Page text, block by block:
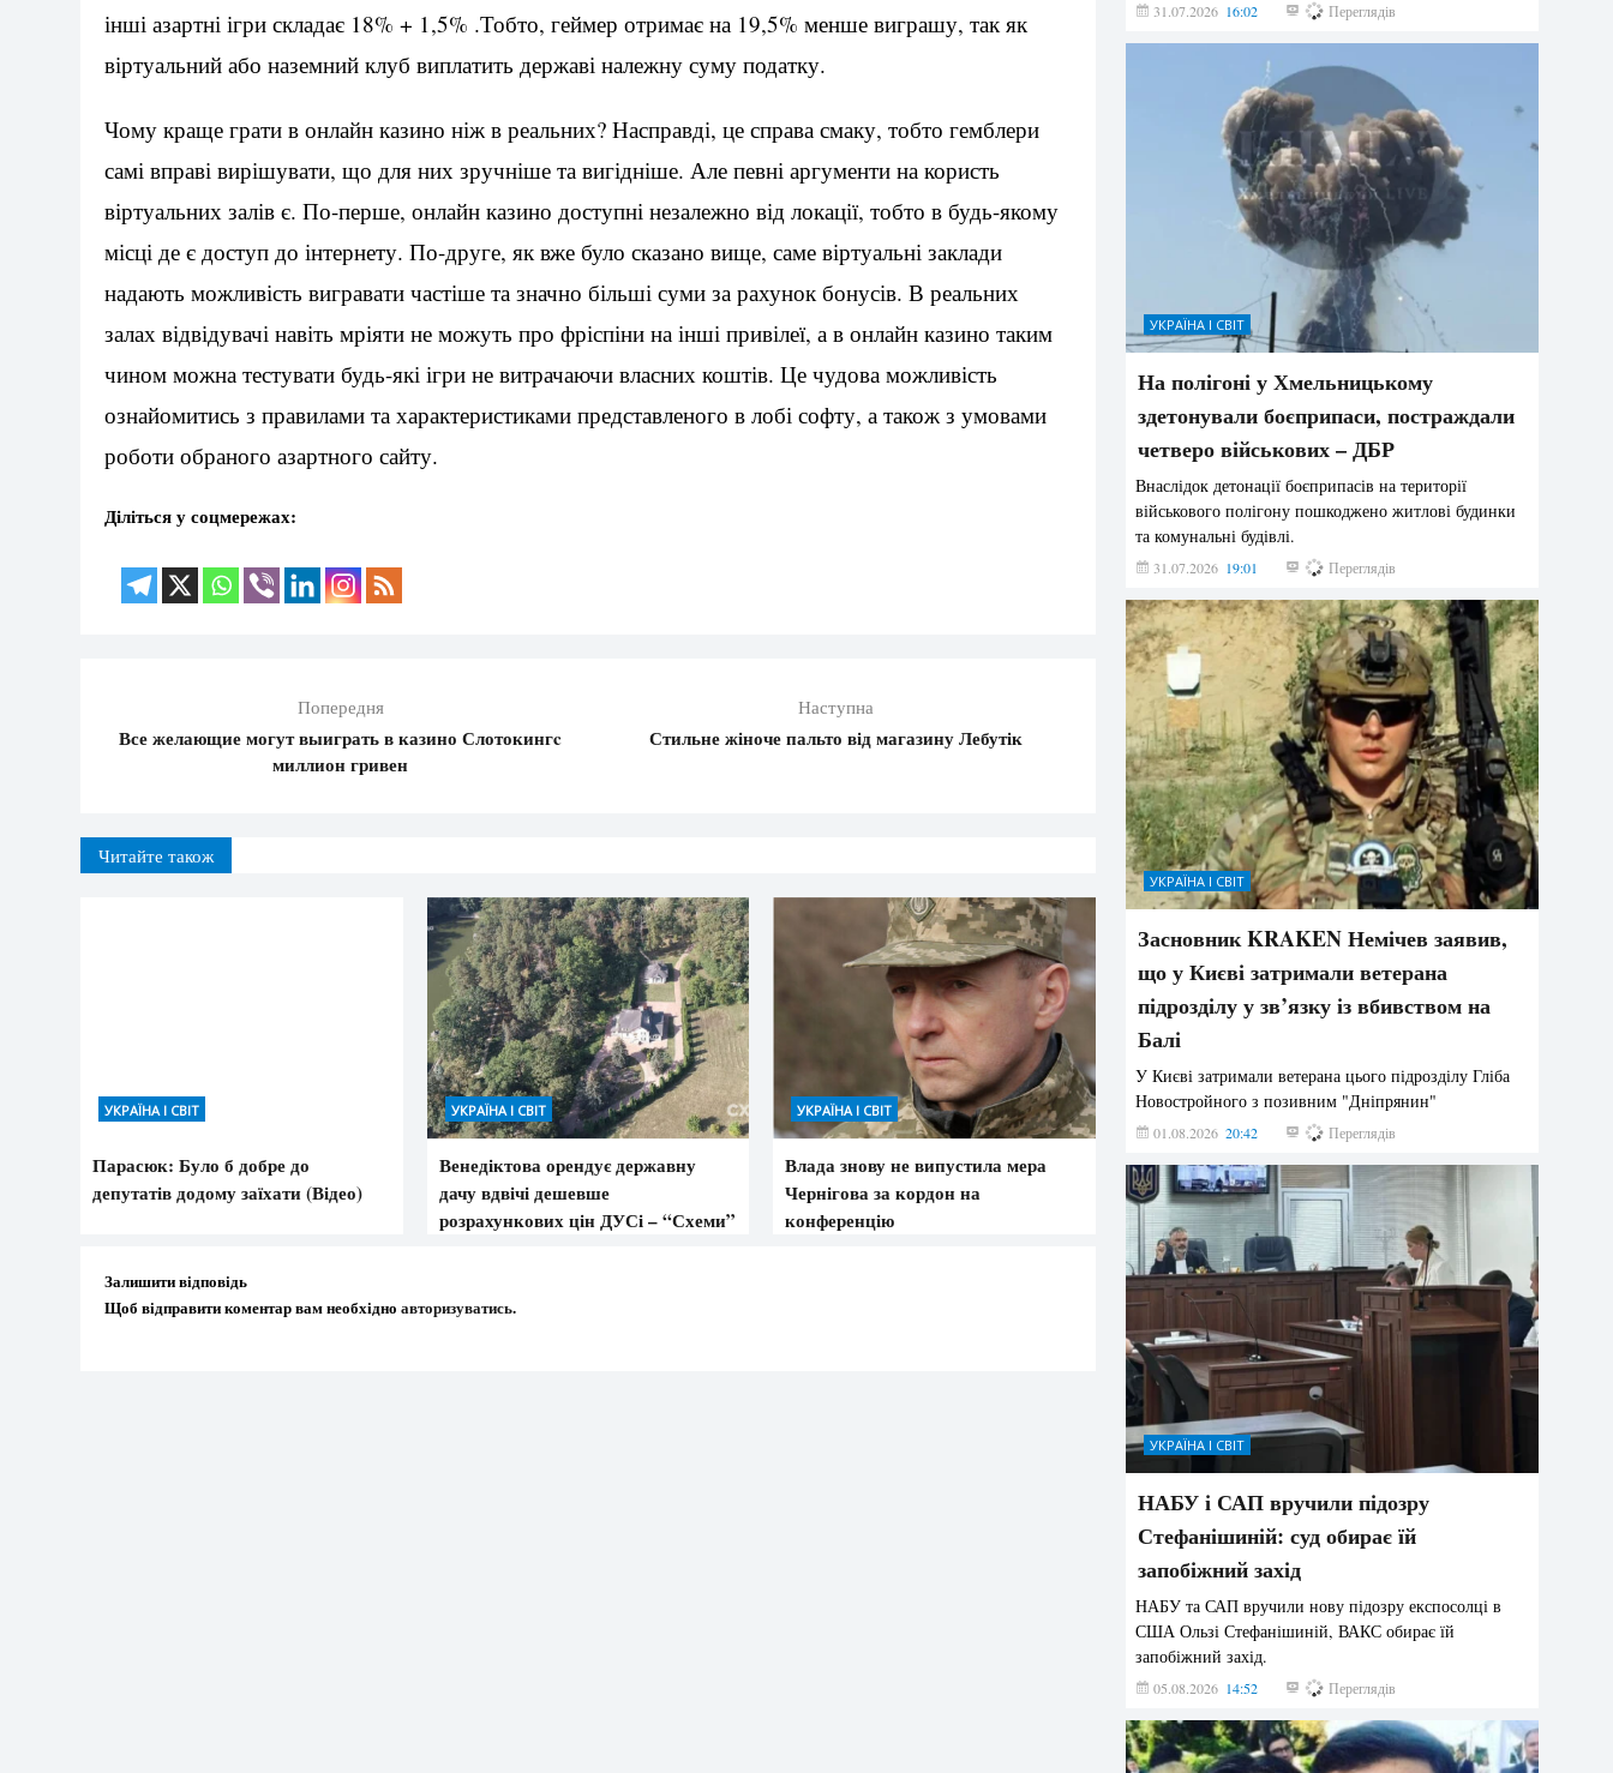
інші азартні ігри складає 18% + 1,5% .Тобто, геймер отримає на 19,5% менше виграшу, так як
віртуальний або наземний клуб виплатить державі належну суму податку.
Чому краще грати в онлайн казино ніж в реальних? Насправді, це справа смаку, тобто гемблери
самі вправі вирішувати, що для них зручніше та вигідніше. Але певні аргументи на користь
віртуальних залів є. По-перше, онлайн казино доступні незалежно від локації, тобто в будь-якому
місці де є доступ до інтернету. По-друге, як вже було сказано вище, саме віртуальні заклади
надають можливість вигравати частіше та значно більші суми за рахунок бонусів. В реальних
залах відвідувачі навіть мріяти не можуть про фріспіни на інші привілеї, а в онлайн казино таким
чином можна тестувати будь-які ігри не витрачаючи власних коштів. Це чудова можливість
ознайомитись з правилами та характеристиками представленого в лобі софту, а також з умовами
роботи обраного азартного сайту.
Діліться у соцмережах:
Попередня
Все желающие могут выиграть в казино Слотокингc
миллион гривен
Наступна
Стильне жіноче пальто від магазину Лебутік
Читайте також
УКРАЇНА І СВІТ
Парасюк: Було б добре до
депутатів додому заїхати (Відео)
УКРАЇНА І СВІТ
Венедіктова орендує державну
дачу вдвічі дешевше
розрахункових цін ДУСі – “Схеми”
УКРАЇНА І СВІТ
Влада знову не випустила мера
Чернігова за кордон на
конференцію
Залишити відповідь
Щоб відправити коментар вам необхідно авторизуватись.
31.07.2026 16:02 198 Переглядів
УКРАЇНА І СВІТ
На полігоні у Хмельницькому
здетонували боєприпаси, постраждали
четверо військових – ДБР
Внаслідок детонації боєприпасів на території
військового полігону пошкоджено житлові будинки
та комунальні будівлі.
31.07.2026 19:01 190 Переглядів
УКРАЇНА І СВІТ
Засновник KRAKEN Немічев заявив,
що у Києві затримали ветерана
підрозділу у зв’язку із вбивством на
Балі
У Києві затримали ветерана цього підрозділу Гліба
Новостройного з позивним "Дніпрянин"
01.08.2026 20:42 182 Переглядів
УКРАЇНА І СВІТ
НАБУ і САП вручили підозру
Стефанішиній: суд обирає їй
запобіжний захід
НАБУ та САП вручили нову підозру експосолці в
США Ользі Стефанішиній, ВАКС обирає їй
запобіжний захід.
05.08.2026 14:52 146 Переглядів